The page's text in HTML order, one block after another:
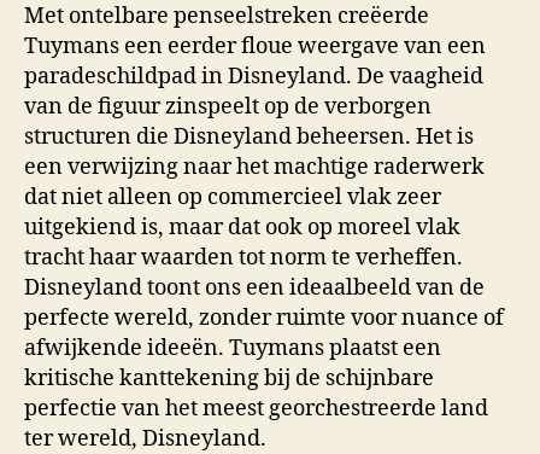
Met ontelbare penseelstreken creëerde
Tuymans een eerder floue weergave van een
paradeschildpad in Disneyland. De vaagheid
van de figuur zinspeelt op de verborgen
structuren die Disneyland beheersen. Het is
een verwijzing naar het machtige raderwerk
dat niet alleen op commercieel vlak zeer
uitgekiend is, maar dat ook op moreel vlak
tracht haar waarden tot norm te verheffen.
Disneyland toont ons een ideaalbeeld van de
perfecte wereld, zonder ruimte voor nuance of
afwijkende ideeën. Tuymans plaatst een
kritische kanttekening bij de schijnbare
perfectie van het meest georchestreerde land
ter wereld, Disneyland.